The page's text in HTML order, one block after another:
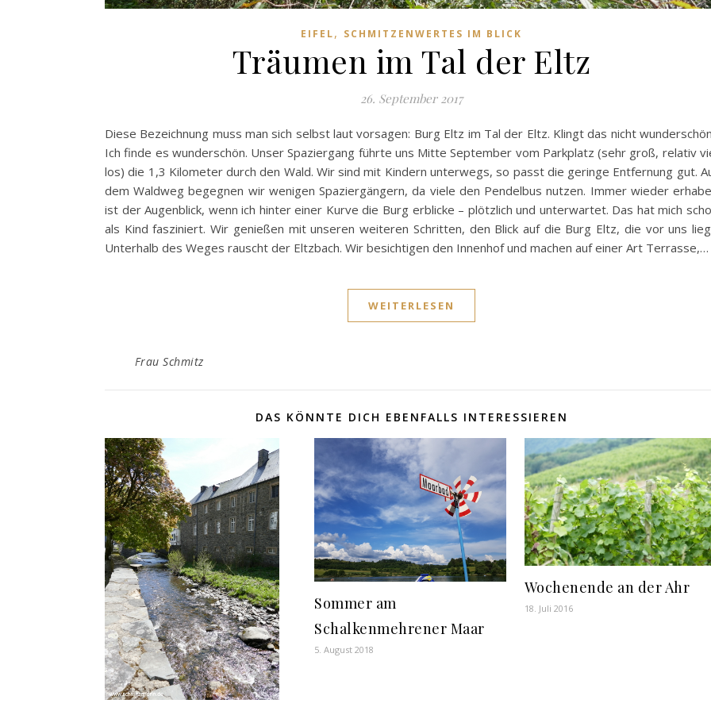
EIFEL, SCHMITZENWERTES IM BLICK
Träumen im Tal der Eltz
26. September 2017
Diese Bezeichnung muss man sich selbst laut vorsagen: Burg Eltz im Tal der Eltz. Klingt das nicht
Ich finde es wunderschön. Unser Spaziergang führte uns Mitte September vom Parkplatz (sehr groß, relativ
los) die 1,3 Kilometer durch den Wald. Wir sind mit Kindern unterwegs, so passt die geringe Entfernung gut.
dem Waldweg begegnen wir wenigen Spaziergängern, da viele den Pendelbus nutzen. Immer wieder
ist der Augenblick, wenn ich hinter einer Kurve die Burg erblicke – plötzlich und unterwartet. Das hat mich
als Kind fasziniert. Wir genießen mit unseren weiteren Schritten, den Blick auf die Burg Eltz, die vor uns
Unterhalb des Weges rauscht der Eltzbach. Wir besichtigen den Innenhof und machen auf einer Art Terrasse,…
WEITERLESEN
Frau Schmitz
DAS KÖNNTE DICH EBENFALLS INTERESSIEREN
Sommer am
Schalkenmehrener Maar
5. August 2018
Wochenende an der Ahr
18. Juli 2016